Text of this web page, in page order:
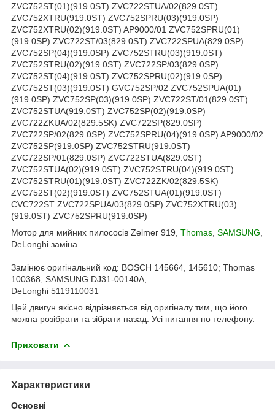
ZVC752ST(01)(919.0ST) ZVC722STUA/02(829.0ST)
ZVC752XTRU(919.0ST) ZVC752SPRU(03)(919.0SP)
ZVC752XTRU(02)(919.0ST) AP9000/01 ZVC752SPRU(01)
(919.0SP) ZVC722ST/03(829.0ST) ZVC722SPUA(829.0SP)
ZVC752SP(04)(919.0SP) ZVC752STRU(03)(919.0ST)
ZVC752STRU(02)(919.0ST) ZVC722SP/03(829.0SP)
ZVC752ST(04)(919.0ST) ZVC752SPRU(02)(919.0SP)
ZVC752ST(03)(919.0ST) GVC752SP/02 ZVC752SPUA(01)
(919.0SP) ZVC752SP(03)(919.0SP) ZVC722ST/01(829.0ST)
ZVC752STUA(919.0ST) ZVC752SP(02)(919.0SP)
ZVC722ZKUA/02(829.5SK) ZVC722SP(829.0SP)
ZVC722SP/02(829.0SP) ZVC752SPRU(04)(919.0SP) AP9000/02
ZVC752SP(919.0SP) ZVC752STRU(919.0ST)
ZVC722SP/01(829.0SP) ZVC722STUA(829.0ST)
ZVC752STUA(02)(919.0ST) ZVC752STRU(04)(919.0ST)
ZVC752STRU(01)(919.0ST) ZVC722ZK/02(829.5SK)
ZVC752ST(02)(919.0ST) ZVC752STUA(01)(919.0ST)
CVC722ST ZVC722SPUA/03(829.0SP) ZVC752XTRU(03)
(919.0ST) ZVC752SPRU(919.0SP)
Мотор для мийних пилососів Zelmer 919, Thomas SAMSUNG
DeLonghi заміна.
Замінює оригінальний код: BOSCH 145664, 145610; Thomas
100368; SAMSUNG DJ31-00140A;
DeLonghi 5119110031
Цей двигун якісно відрізняється від оригіналу тим, що його
можна розібрати та зібрати назад. Усі питання по телефону.
Приховати
Характеристики
Основні